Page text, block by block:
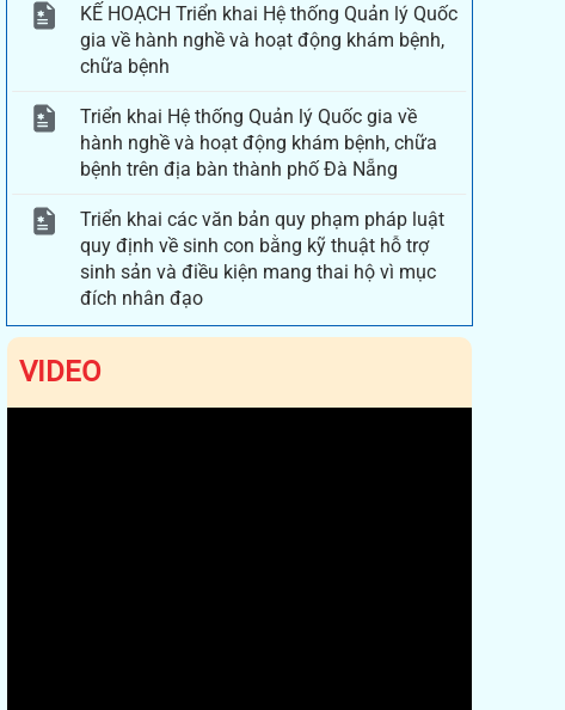
KẾ HOẠCH Triển khai Hệ thống Quản lý Quốc
gia về hành nghề và hoạt động khám bệnh,
chữa bệnh
Triển khai Hệ thống Quản lý Quốc gia về
hành nghề và hoạt động khám bệnh, chữa
bệnh trên địa bàn thành phố Đà Nẵng
Triển khai các văn bản quy phạm pháp luật
quy định về sinh con bằng kỹ thuật hỗ trợ
sinh sản và điều kiện mang thai hộ vì mục
đích nhân đạo
VIDEO